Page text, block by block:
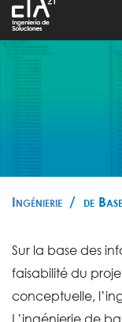
Ingénierie de Base
Sur la base des
faisabilité du
conceptuelle,